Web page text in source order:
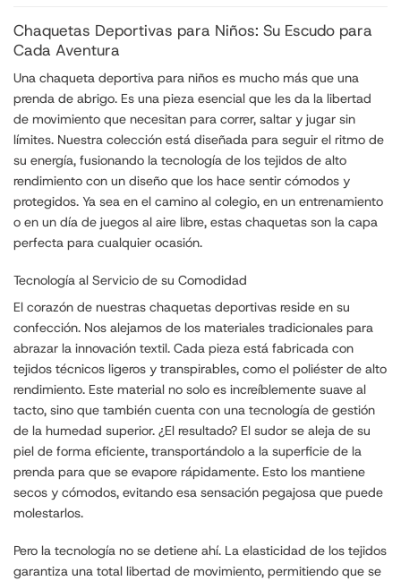
Chaquetas Deportivas para Niños: Su Escudo para
Cada Aventura
Una chaqueta deportiva para niños es mucho más que una
prenda de abrigo. Es una pieza esencial que les da la libertad
de movimiento que necesitan para correr, saltar y jugar sin
límites. Nuestra colección está diseñada para seguir el ritmo de
su energía, fusionando la tecnología de los tejidos de alto
rendimiento con un diseño que los hace sentir cómodos y
protegidos. Ya sea en el camino al colegio, en un entrenamiento
o en un día de juegos al aire libre, estas chaquetas son la capa
perfecta para cualquier ocasión.
Tecnología al Servicio de su Comodidad
El corazón de nuestras chaquetas deportivas reside en su
confección. Nos alejamos de los materiales tradicionales para
abrazar la innovación textil. Cada pieza está fabricada con
tejidos técnicos ligeros y transpirables, como el poliéster de alto
rendimiento. Este material no solo es increíblemente suave al
tacto, sino que también cuenta con una tecnología de gestión
de la humedad superior. ¿El resultado? El sudor se aleja de su
piel de forma eficiente, transportándolo a la superficie de la
prenda para que se evapore rápidamente. Esto los mantiene
secos y cómodos, evitando esa sensación pegajosa que puede
molestarlos.
Pero la tecnología no se detiene ahí. La elasticidad de los tejidos
garantiza una total libertad de movimiento, permitiendo que se